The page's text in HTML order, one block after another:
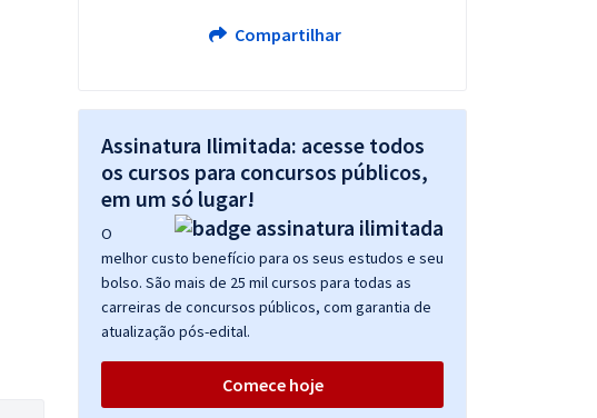
Compartilhar
Assinatura Ilimitada: acesse todos
os cursos para concursos públicos,
em um só lugar!
O
melhor custo benefício para os seus estudos e seu
bolso. São mais de 25 mil cursos para todas as
carreiras de concursos públicos, com garantia de
atualização pós-edital.
Comece hoje